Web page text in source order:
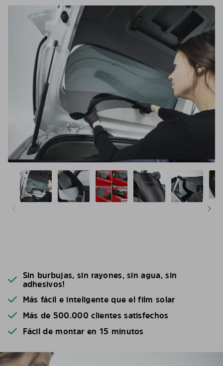
Sin burbujas, sin rayones, sin agua, sin
adhesivos!
Más fácil e inteligente que el film solar
Más de 500.000 clientes satisfechos
Fácil de montar en 15 minutos